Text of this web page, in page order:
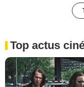
Top actus